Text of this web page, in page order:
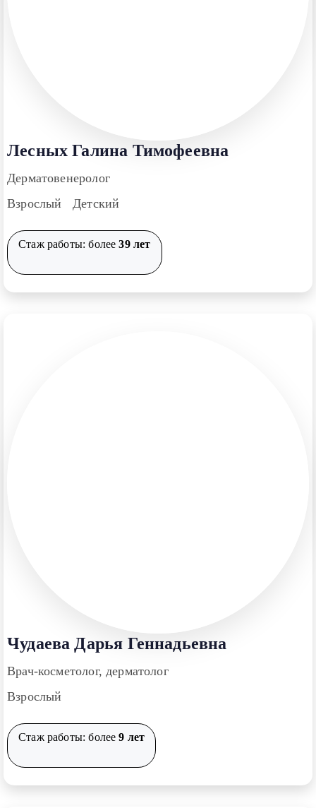
Лесных Галина Тимофеевна
Дерматовенеролог
Взрослый Детский
Стаж работы: более39 лет
Чудаева Дарья Геннадьевна
Врач-косметолог, дерматолог
Взрослый
Стаж работы: более9 лет